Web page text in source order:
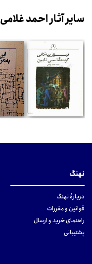
سایر آثار احمد غلامی
نهنگ
دربارهٔ نهنگ
قوانین و مقررات
راهنمای خرید و ارسال
پشتیبانی